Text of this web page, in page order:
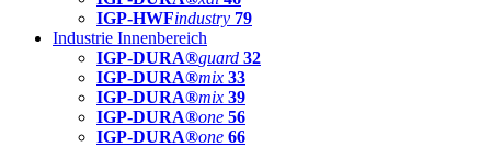
IGP-HWFindustry 79
Industrie Innenbereich
IGP-DURA®guard 32
IGP-DURA®mix 33
IGP-DURA®mix 39
IGP-DURA®one 56
IGP-DURA®one 66